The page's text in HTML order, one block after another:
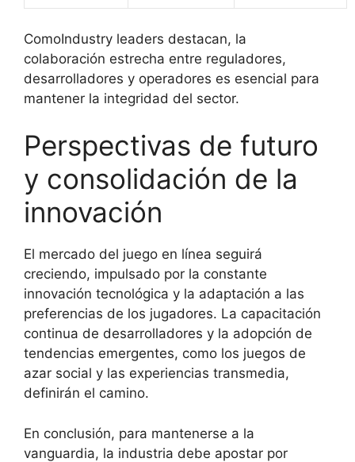
ComoIndustry leaders destacan, la
colaboración estrecha entre reguladores,
desarrolladores y operadores es esencial para
mantener la integridad del sector.
Perspectivas de futuro
y consolidación de la
innovación
El mercado del juego en línea seguirá
creciendo, impulsado por la constante
innovación tecnológica y la adaptación a las
preferencias de los jugadores. La capacitación
continua de desarrolladores y la adopción de
tendencias emergentes, como los juegos de
azar social y las experiencias transmedia,
definirán el camino.
En conclusión, para mantenerse a la
vanguardia, la industria debe apostar por